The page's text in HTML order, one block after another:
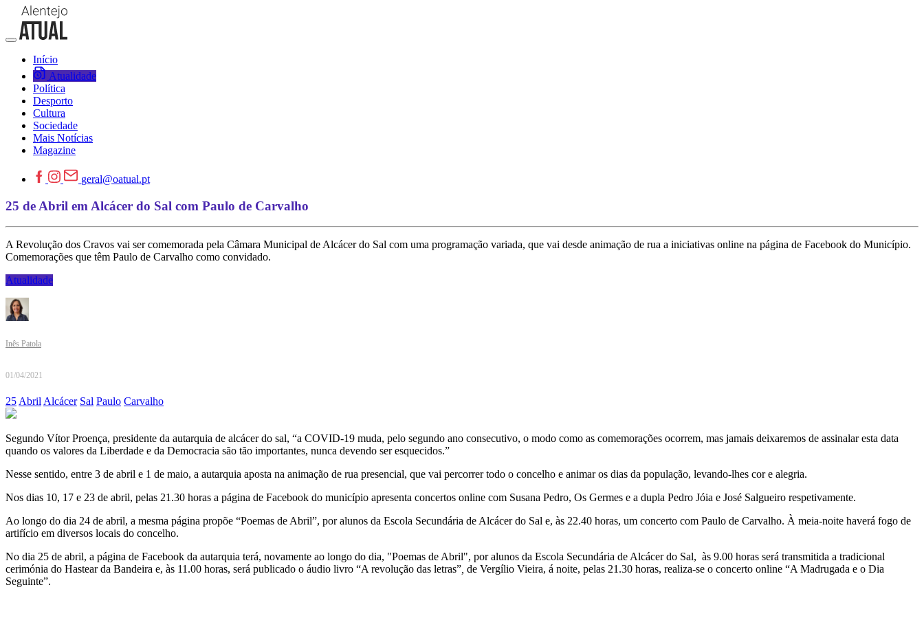
Início
Atualidade
Política
Desporto
Cultura
Sociedade
Mais Notícias
Magazine
geral@oatual.pt
25 de Abril em Alcácer do Sal com Paulo de Carvalho
A Revolução dos Cravos vai ser comemorada pela Câmara Municipal de Alcácer do Sal com uma programação variada, que vai desde animação de rua a iniciativas online na página de Facebook do Município.
Comemorações que têm Paulo de Carvalho como convidado.
Atualidade
Inês Patola
01/04/2021
25AbrilAlcácer Sal Paulo Carvalho
Segundo Vítor Proença, presidente da autarquia de alcácer do sal, “a COVID-19 muda, pelo segundo ano consecutivo, o modo como as comemorações ocorrem, mas jamais deixaremos de assinalar esta data
quando os valores da Liberdade e da Democracia são tão importantes, nunca devendo ser esquecidos.”
Nesse sentido, entre 3 de abril e 1 de maio, a autarquia aposta na animação de rua presencial, que vai percorrer todo o concelho e animar os dias da população, levando-lhes cor e alegria.
Nos dias 10, 17 e 23 de abril, pelas 21.30 horas a página de Facebook do município apresenta concertos online com Susana Pedro, Os Germes e a dupla Pedro Jóia e José Salgueiro respetivamente.
Ao longo do dia 24 de abril, a mesma página propõe “Poemas de Abril”, por alunos da Escola Secundária de Alcácer do Sal e, às 22.40 horas, um concerto com Paulo de Carvalho. À meia-noite haverá fogo de
artifício em diversos locais do concelho.
No dia 25 de abril, a página de Facebook da autarquia terá, novamente ao longo do dia, "Poemas de Abril", por alunos da Escola Secundária de Alcácer do Sal, às 9.00 horas será transmitida a tradicional
cerimónia do Hastear da Bandeira e, às 11.00 horas, será publicado o áudio livro “A revolução das letras”, de Vergílio Vieira, á noite, pelas 21.30 horas, realiza-se o concerto online “A Madrugada e o Dia
Seguinte”.